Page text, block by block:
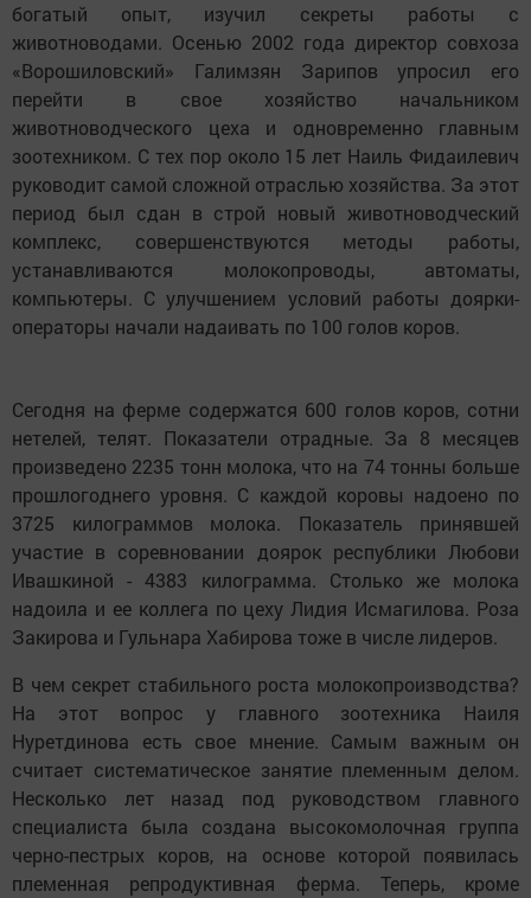
богатый опыт, изучил секреты работы с
животноводами. Осенью 2002 года директор совхоза
«Ворошиловский» Галимзян Зарипов упросил его
перейти в свое хозяйство начальником
животноводческого цеха и одновременно главным
зоотехником. С тех пор около 15 лет Наиль Фидаилевич
руководит самой сложной отраслью хозяйства. За этот
период был сдан в строй новый животноводческий
комплекс, совершенствуются методы работы,
устанавливаются молокопроводы, автоматы,
компьютеры. С улучшением условий работы доярки-
операторы начали надаивать по 100 голов коров.
Сегодня на ферме содержатся 600 голов коров, сотни
нетелей, телят. Показатели отрадные. За 8 месяцев
произведено 2235 тонн молока, что на 74 тонны больше
прошлогоднего уровня. С каждой коровы надоено по
3725 килограммов молока. Показатель принявшей
участие в соревновании доярок республики Любови
Ивашкиной - 4383 килограмма. Столько же молока
надоила и ее коллега по цеху Лидия Исмагилова. Роза
Закирова и Гульнара Хабирова тоже в числе лидеров.
В чем секрет стабильного роста молокопроизводства?
На этот вопрос у главного зоотехника Наиля
Нуретдинова есть свое мнение. Самым важным он
считает систематическое занятие племенным делом.
Несколько лет назад под руководством главного
специалиста была создана высокомолочная группа
черно-пестрых коров, на основе которой появилась
племенная репродуктивная ферма. Теперь, кроме